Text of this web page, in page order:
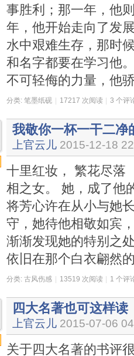
事胜利；那一年，他
年，他开始走向了发
水中艰难生存，那时
和名字都要在学习他
不可轻侮的力量，他
分类: 笔墨纸砚 17217 次阅读 3 个评
我敬你一杯一干二净
上官云儿 2015-12-18
十里红妆， 繁花尽落
相之女。 她，成了他
将芳心许在从小与她
守，她待他相敬如宾
渐渐发现她的特别之
依旧在那个白衣翩然
分类: 古风伤感 13519 次阅读 1 个评
四大名著也可这样读
上官云儿 2015-07-06
关于四大名著的书评